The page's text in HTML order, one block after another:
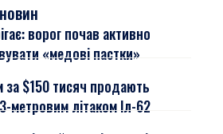
ворог почав активно
«медові пастки»
за $150 тисяч продають
метровим літаком Іл-62